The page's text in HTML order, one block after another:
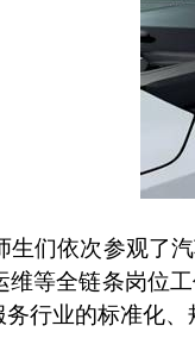
们依次参观了
等全链条岗位
行业的标准化、